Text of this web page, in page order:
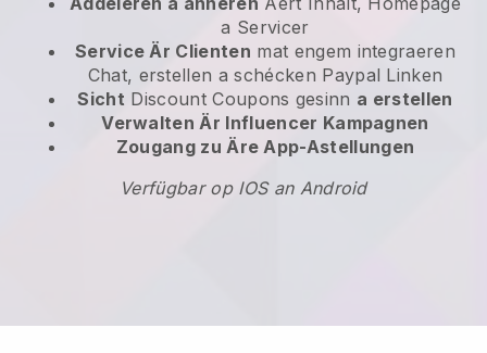
a Servicer
Service Är Clienten mat engem integraeren
Chat, erstellen a schécken Paypal Linken
Sicht Discount Coupons gesinn a erstellen
Verwalten Är Influencer Kampagnen
Zougang zu Äre App-Astellungen
Verfügbar op IOS an Android